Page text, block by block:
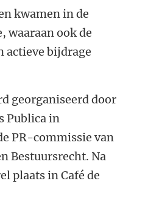
kwamen in de
waaraan ook de
actieve bijdrage
georganiseerd door
Publica in
PR-commissie van
Bestuursrecht. Na
plaats in Café de